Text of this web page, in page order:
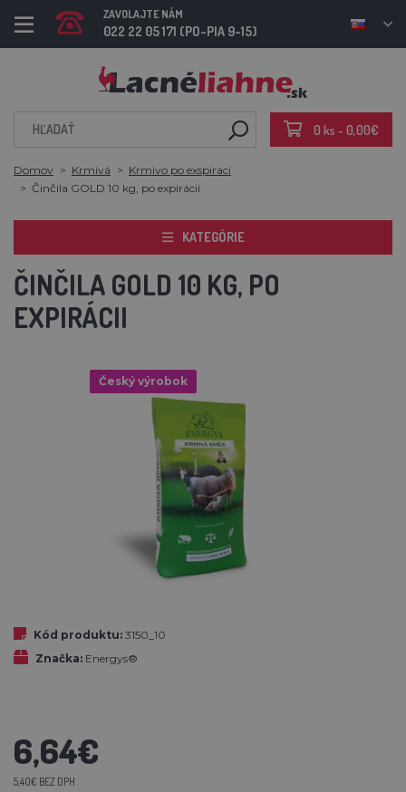
ZAVOLAJTE NÁM
022 22 05 171 (PO-PIA 9-15)
0 ks - 0,00€
Domov Krmivá
Krmivo po exspiraci
Činčila GOLD 10 kg, po expirácii
KATEGÓRIE
ČINČILA GOLD 10 KG, PO
EXPIRÁCII
Český výrobok
Kód produktu: 3150_10
Značka: Energys®
6,64€
5,40€ BEZ DPH